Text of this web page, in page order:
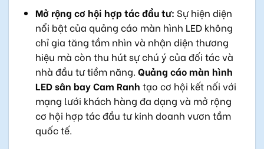
Mở rộng cơ hội hợp tác đầu tư: Sự hiện diện
nổi bật của quảng cáo màn hình LED không
chỉ gia tăng tầm nhìn và nhận diện thương
hiệu mà còn thu hút sự chú ý của đối tác và
nhà đầu tư tiềm năng. Quảng cáo màn hình
LED sân bay Cam Ranh tạo cơ hội kết nối với
mạng lưới khách hàng đa dạng và mở rộng
cơ hội hợp tác đầu tư kinh doanh vươn tầm
quốc tế.